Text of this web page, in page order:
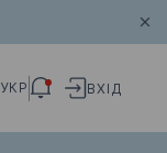
УКР ВХІД